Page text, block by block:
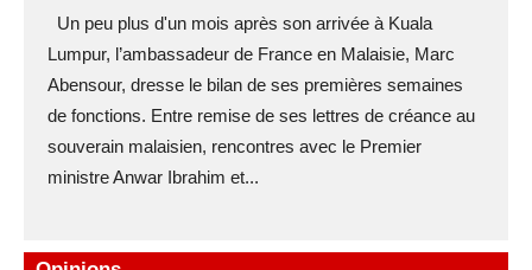
Un peu plus d'un mois après son arrivée à Kuala
Lumpur, l’ambassadeur de France en Malaisie, Marc
Abensour, dresse le bilan de ses premières semaines
de fonctions. Entre remise de ses lettres de créance au
souverain malaisien, rencontres avec le Premier
ministre Anwar Ibrahim et...